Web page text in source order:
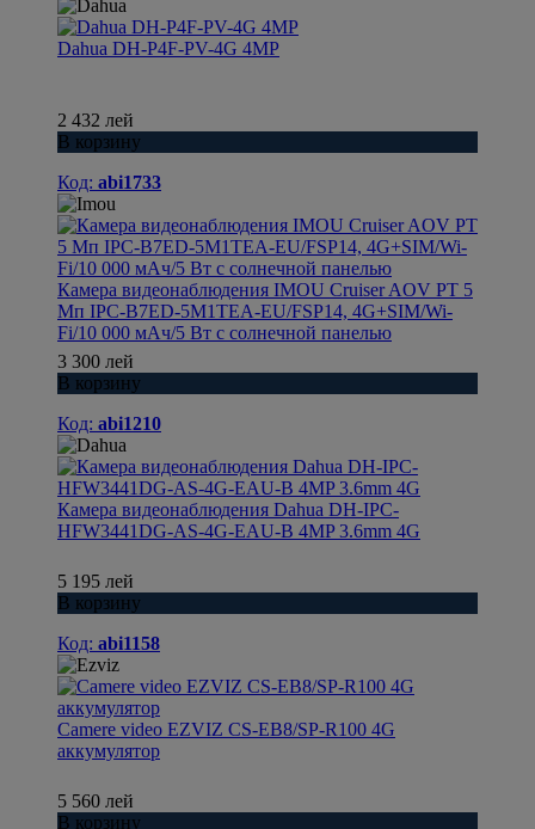
Dahua DH-P4F-PV-4G 4MP
2 432 лей
В корзину
Код: abi1733
Камера видеонаблюдения IMOU Сruiser AOV PT 5
Мп IPC-B7ED-5M1TEA-EU/FSP14, 4G+SIM/Wi-
Fi/10 000 мАч/5 Вт с солнечной панелью
3 300 лей
В корзину
Код: abi1210
Камера видеонаблюдения Dahua DH-IPC-
HFW3441DG-AS-4G-EAU-B 4MP 3.6mm 4G
5 195 лей
В корзину
Код: abi1158
Camere video EZVIZ CS-EB8/SP-R100 4G
аккумулятор
5 560 лей
В корзину